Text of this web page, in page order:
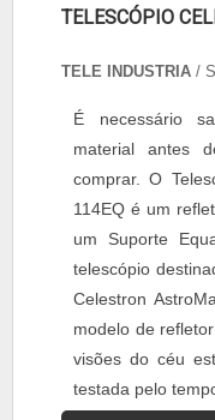
TELESCÓPIO
TELE INDUSTRIA /
É necessário
material antes
comprar. O
114EQ é um
um Suporte
telescópio
Celestron
modelo de
visões do céu
testada pelo